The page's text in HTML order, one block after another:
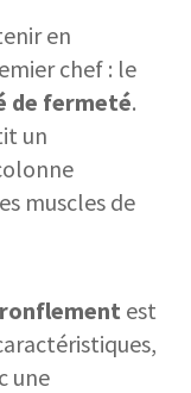
en
chef : le
de fermeté.
un
muscles de
est
une